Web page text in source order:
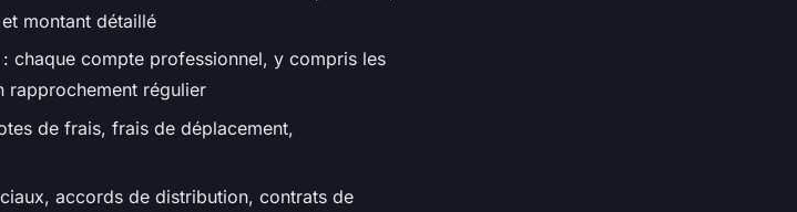
montant détaillé
: chaque compte professionnel, y compris les
rapprochement régulier
de frais, frais de déplacement,
accords de distribution, contrats de